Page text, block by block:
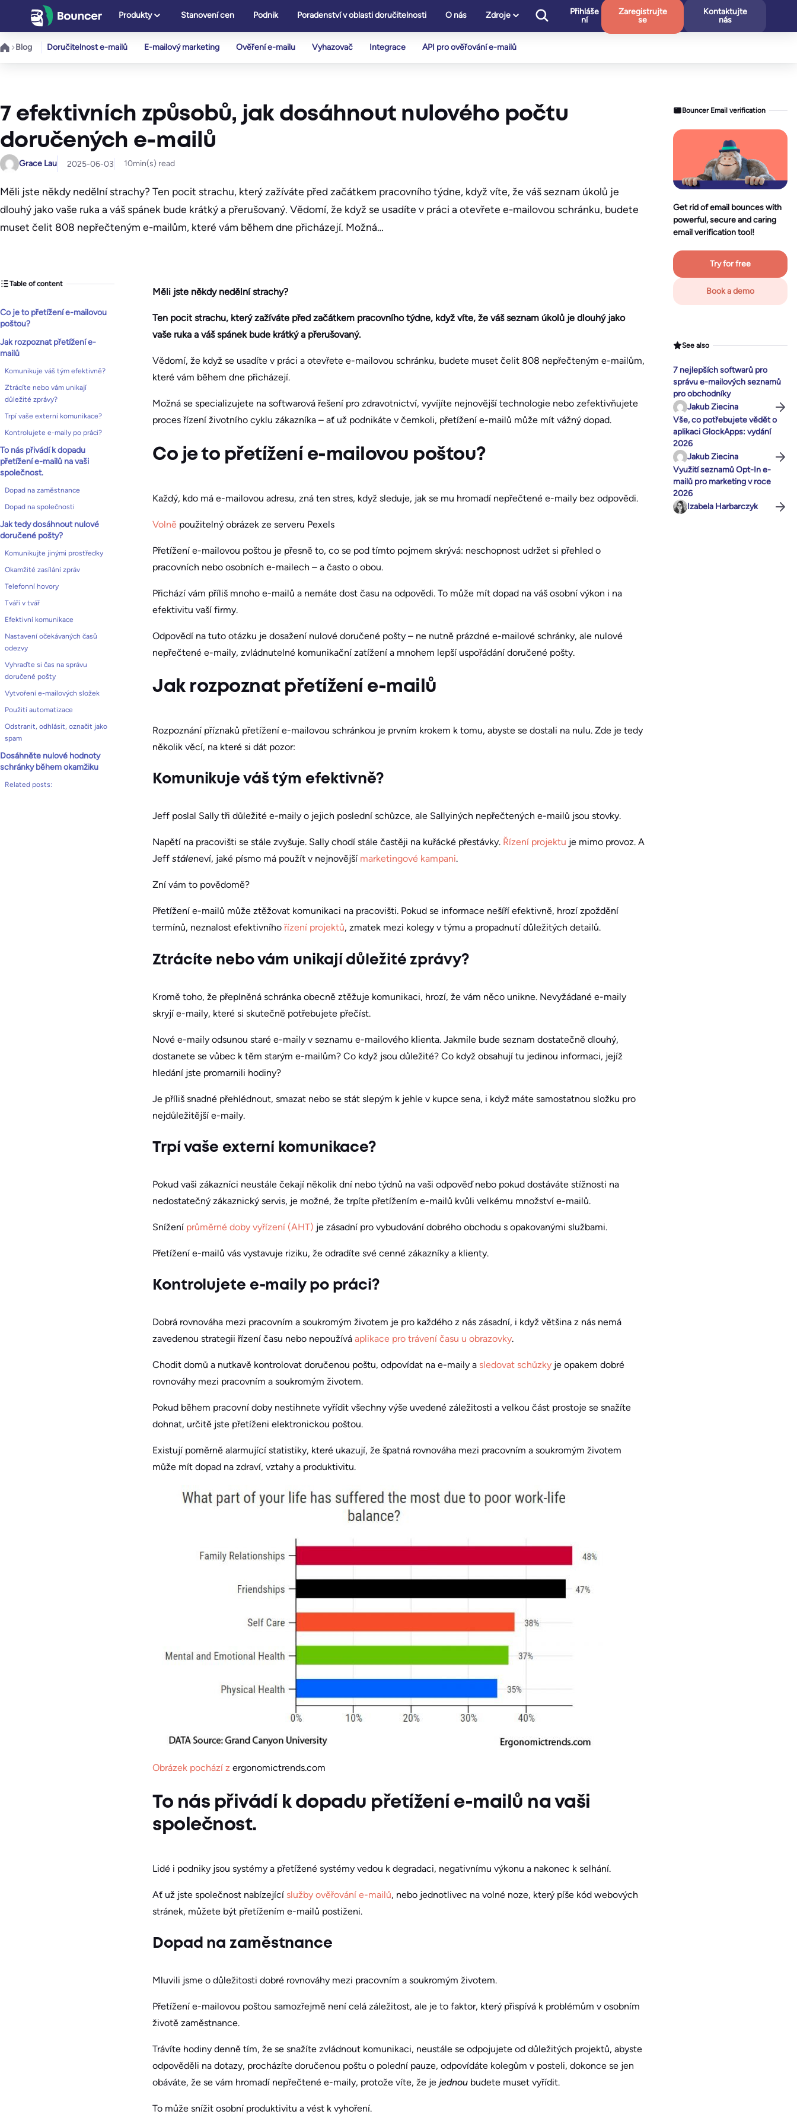
Přeskočit
obsah
Produkty Stanovení cen Podnik Poradenství v oblasti doručitelnosti O nás Zdroje
Přihláše
ní
Zaregistrujte
se
Kontaktujte
nás
Blog Doručitelnost e-mailů E-mailový marketing Ověření e-mailu Vyhazovač Integrace API pro ověřování e-mailů
7 efektivních způsobů, jak dosáhnout nulového počtu
doručených e-mailů
Grace Lau 2025-06-03 10min(s) read
Měli jste někdy nedělní strachy? Ten pocit strachu, který zažíváte před začátkem pracovního týdne, když víte, že váš seznam úkolů je
dlouhý jako vaše ruka a váš spánek bude krátký a přerušovaný. Vědomí, že když se usadíte v práci a otevřete e-mailovou schránku, budete
muset čelit 808 nepřečteným e-mailům, které vám během dne přicházejí. Možná…
Table of content
Co je to přetížení e-mailovou
poštou?
Jak rozpoznat přetížení e-
mailů
Komunikuje váš tým efektivně?
Ztrácíte nebo vám unikají
důležité zprávy?
Trpí vaše externí komunikace?
Kontrolujete e-maily po práci?
To nás přivádí k dopadu
přetížení e-mailů na vaši
společnost.
Dopad na zaměstnance
Dopad na společnosti
Jak tedy dosáhnout nulové
doručené pošty?
Komunikujte jinými prostředky
Okamžité zasílání zpráv
Telefonní hovory
Tváří v tvář
Efektivní komunikace
Nastavení očekávaných časů
odezvy
Vyhraďte si čas na správu
doručené pošty
Vytvoření e-mailových složek
Použití automatizace
Odstranit, odhlásit, označit jako
spam
Dosáhněte nulové hodnoty
schránky během okamžiku
Related posts:
Měli jste někdy nedělní strachy?
Ten pocit strachu, který zažíváte před začátkem pracovního týdne, když víte, že váš seznam úkolů je dlouhý jako
vaše ruka a váš spánek bude krátký a přerušovaný.
Vědomí, že když se usadíte v práci a otevřete e-mailovou schránku, budete muset čelit 808 nepřečteným e-mailům,
které vám během dne přicházejí.
Možná se specializujete na softwarová řešení pro zdravotnictví, vyvíjíte nejnovější technologie nebo zefektivňujete
proces řízení životního cyklu zákazníka – ať už podnikáte v čemkoli, přetížení e-mailů může mít vážný dopad.
Co je to přetížení e-mailovou poštou?
Každý, kdo má e-mailovou adresu, zná ten stres, když sleduje, jak se mu hromadí nepřečtené e-maily bez odpovědi.
Volně použitelný obrázek ze serveru Pexels
Přetížení e-mailovou poštou je přesně to, co se pod tímto pojmem skrývá: neschopnost udržet si přehled o
pracovních nebo osobních e-mailech – a často o obou.
Přichází vám příliš mnoho e-mailů a nemáte dost času na odpovědi. To může mít dopad na váš osobní výkon i na
efektivitu vaší firmy.
Odpovědí na tuto otázku je dosažení nulové doručené pošty – ne nutně prázdné e-mailové schránky, ale nulové
nepřečtené e-maily, zvládnutelné komunikační zatížení a mnohem lepší uspořádání doručené pošty.
Jak rozpoznat přetížení e-mailů
Rozpoznání příznaků přetížení e-mailovou schránkou je prvním krokem k tomu, abyste se dostali na nulu. Zde je tedy
několik věcí, na které si dát pozor:
Komunikuje váš tým efektivně?
Jeff poslal Sally tři důležité e-maily o jejich poslední schůzce, ale Sallyiných nepřečtených e-mailů jsou stovky.
Napětí na pracovišti se stále zvyšuje. Sally chodí stále častěji na kuřácké přestávky. Řízení projektu je mimo provoz. A
Jeff stáleneví, jaké písmo má použít v nejnovější marketingové kampani.
Zní vám to povědomě?
Přetížení e-mailů může ztěžovat komunikaci na pracovišti. Pokud se informace nešíří efektivně, hrozí zpoždění
termínů, neznalost efektivního řízení projektů, zmatek mezi kolegy v týmu a propadnutí důležitých detailů.
Ztrácíte nebo vám unikají důležité zprávy?
Kromě toho, že přeplněná schránka obecně ztěžuje komunikaci, hrozí, že vám něco unikne. Nevyžádané e-maily
skryjí e-maily, které si skutečně potřebujete přečíst.
Nové e-maily odsunou staré e-maily v seznamu e-mailového klienta. Jakmile bude seznam dostatečně dlouhý,
dostanete se vůbec k těm starým e-mailům? Co když jsou důležité? Co když obsahují tu jedinou informaci, jejíž
hledání jste promarnili hodiny?
Je příliš snadné přehlédnout, smazat nebo se stát slepým k jehle v kupce sena, i když máte samostatnou složku pro
nejdůležitější e-maily.
Trpí vaše externí komunikace?
Pokud vaši zákazníci neustále čekají několik dní nebo týdnů na vaši odpověď nebo pokud dostáváte stížnosti na
nedostatečný zákaznický servis, je možné, že trpíte přetížením e-mailů kvůli velkému množství e-mailů.
Snížení průměrné doby vyřízení (AHT) je zásadní pro vybudování dobrého obchodu s opakovanými službami.
Přetížení e-mailů vás vystavuje riziku, že odradíte své cenné zákazníky a klienty.
Kontrolujete e-maily po práci?
Dobrá rovnováha mezi pracovním a soukromým životem je pro každého z nás zásadní, i když většina z nás nemá
zavedenou strategii řízení času nebo nepoužívá aplikace pro trávení času u obrazovky.
Chodit domů a nutkavě kontrolovat doručenou poštu, odpovídat na e-maily a sledovat schůzky je opakem dobré
rovnováhy mezi pracovním a soukromým životem.
Pokud během pracovní doby nestihnete vyřídit všechny výše uvedené záležitosti a velkou část prostoje se snažíte
dohnat, určitě jste přetíženi elektronickou poštou.
Existují poměrně alarmující statistiky, které ukazují, že špatná rovnováha mezi pracovním a soukromým životem
může mít dopad na zdraví, vztahy a produktivitu.
Obrázek pochází z ergonomictrends.com
To nás přivádí k dopadu přetížení e-mailů na vaši
společnost.
Lidé i podniky jsou systémy a přetížené systémy vedou k degradaci, negativnímu výkonu a nakonec k selhání.
Ať už jste společnost nabízející služby ověřování e-mailů, nebo jednotlivec na volné noze, který píše kód webových
stránek, můžete být přetížením e-mailů postiženi.
Dopad na zaměstnance
Mluvili jsme o důležitosti dobré rovnováhy mezi pracovním a soukromým životem.
Přetížení e-mailovou poštou samozřejmě není celá záležitost, ale je to faktor, který přispívá k problémům v osobním
životě zaměstnance.
Trávíte hodiny denně tím, že se snažíte zvládnout komunikaci, neustále se odpojujete od důležitých projektů, abyste
odpověděli na dotazy, procházíte doručenou poštu o polední pauze, odpovídáte kolegům v posteli, dokonce se jen
obáváte, že se vám hromadí nepřečtené e-maily, protože víte, že je jednou budete muset vyřídit.
To může snížit osobní produktivitu a vést k vyhoření.
Bouncer Email verification
Get rid of email bounces with
powerful, secure and caring
email verification tool!
Try for free
Book a demo
See also
7 nejlepších softwarů pro
správu e-mailových seznamů
pro obchodníky
Jakub Ziecina
Vše, co potřebujete vědět o
aplikaci GlockApps: vydání
2026
Jakub Ziecina
Využití seznamů Opt-In e-
mailů pro marketing v roce
2026
Izabela Harbarczyk